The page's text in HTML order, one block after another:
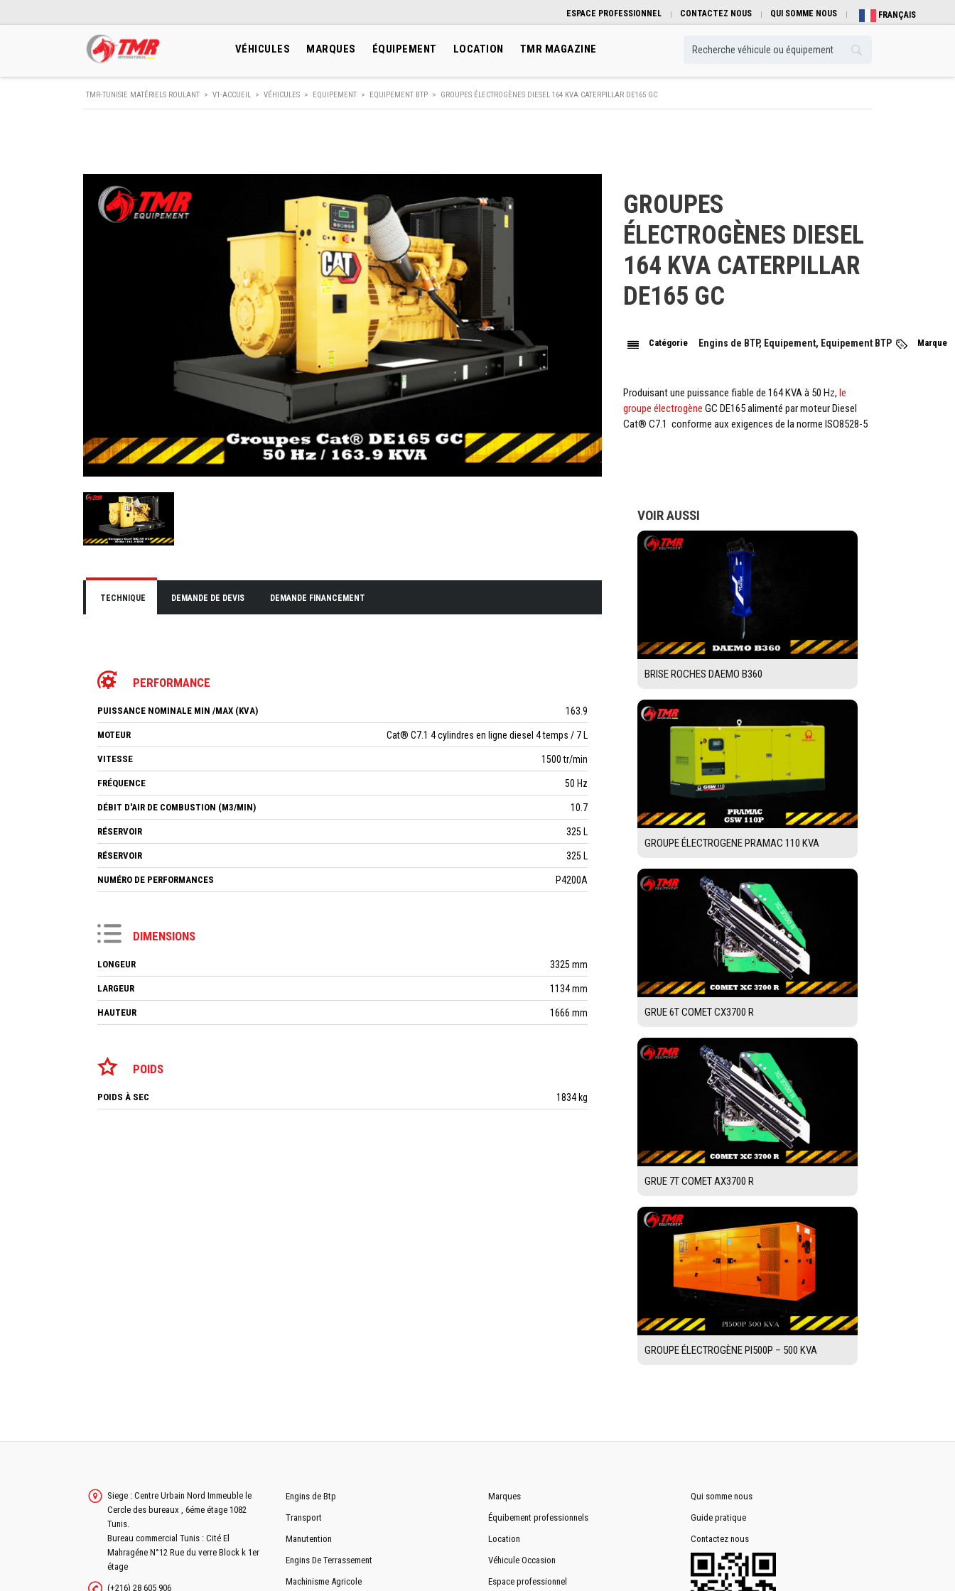
ESPACE PROFESSIONNEL CONTACTEZ NOUS QUI SOMME NOUS FRANÇAIS
VÉHICULES MARQUES ÉQUIPEMENT LOCATION TMR MAGAZINE
TMR-TUNISIE MATÉRIELS ROULANT > V1-ACCUEIL > VÉHICULES > EQUIPEMENT > EQUIPEMENT BTP > GROUPES ÉLECTROGÈNES DIESEL 164 KVA CATERPILLAR DE165 GC
TECHNIQUE DEMANDE DE DEVIS DEMANDE FINANCEMENT
PERFORMANCE
PUISSANCE NOMINALE MIN /MAX (KVA) 163.9
MOTEUR Cat® C7.1 4 cylindres en ligne diesel 4 temps / 7 L
VITESSE 1500 tr/min
FRÉQUENCE 50 Hz
DÉBIT D'AIR DE COMBUSTION (M3/MIN) 10.7
RÉSERVOIR 325 L
RÉSERVOIR 325 L
NUMÉRO DE PERFORMANCES P4200A
DIMENSIONS
LONGEUR 3325 mm
LARGEUR 1134 mm
HAUTEUR 1666 mm
POIDS
POIDS À SEC 1834 kg
GROUPES
ÉLECTROGÈNES DIESEL
164 KVA CATERPILLAR
DE165 GC
Catégorie Engins de BTP, Equipement, Equipement BTP Marque
Produisant une puissance fiable de 164 KVA à 50 Hz, le
groupe électrogène GC DE165 alimenté par moteur Diesel
Cat® C7.1 conforme aux exigences de la norme ISO8528-5
VOIR AUSSI
BRISE ROCHES DAEMO B360
GROUPE ÉLECTROGENE PRAMAC 110 KVA
GRUE 6T COMET CX3700 R
GRUE 7T COMET AX3700 R
GROUPE ÉLECTROGÈNE PI500P – 500 KVA
Siege : Centre Urbain Nord Immeuble le
Cercle des bureaux , 6éme étage 1082
Tunis.
Bureau commercial Tunis : Cité El
Mahragéne N°12 Rue du verre Block k 1er
étage
(+216) 28 605 906
Engins de Btp
Transport
Manutention
Engins De Terrassement
Machinisme Agricole
Marques
Équibement professionnels
Location
Véhicule Occasion
Espace professionnel
Qui somme nous
Guide pratique
Contactez nous